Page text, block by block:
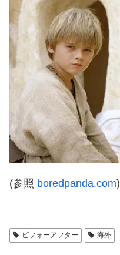
(参照 boredpanda.com)
ビフォーアフター 海外